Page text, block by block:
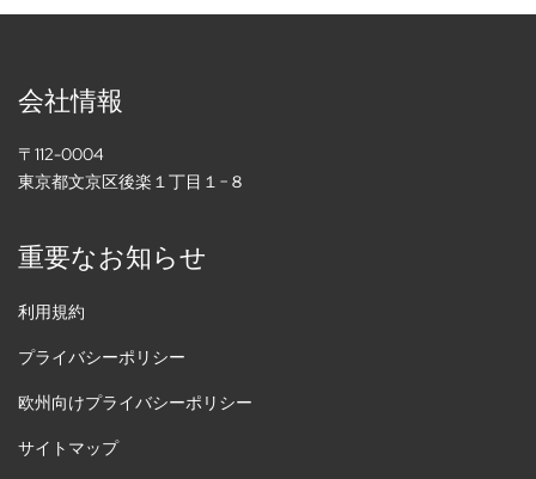
会社情報
〒112-0004
東京都文京区後楽１丁目１−８
重要なお知らせ
利用規約
プライバシーポリシー
欧州向けプライバシーポリシー
サイトマップ